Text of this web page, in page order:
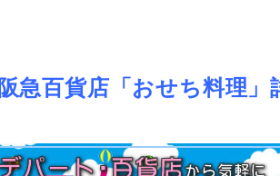
阪急百貨店「おせち料理」